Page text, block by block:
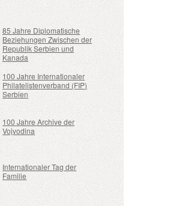
85 Jahre Diplomatische
Beziehungen Zwischen der
Republik Serbien und
Kanada
100 Jahre Internationaler
Philatelistenverband (FIP)
Serbien
100 Jahre Archive der
Vojvodina
Internationaler Tag der
Familie